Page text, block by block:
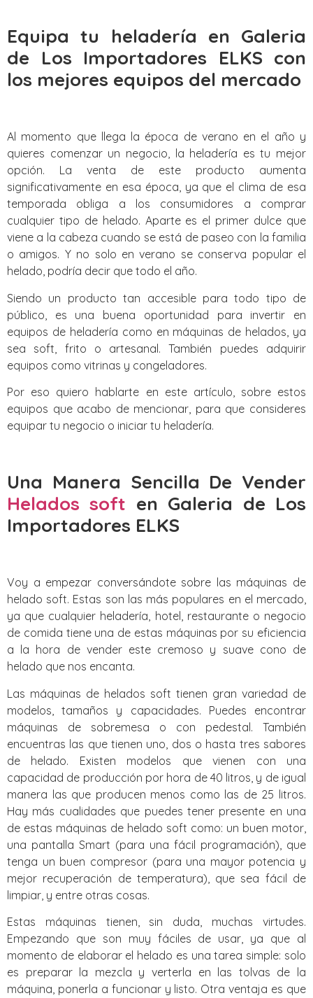
Equipa tu heladería en Galeria
de Los Importadores ELKS con
los mejores equipos del mercado
Al momento que llega la época de verano en el año y
quieres comenzar un negocio, la heladería es tu mejor
opción. La venta de este producto aumenta
significativamente en esa época, ya que el clima de esa
temporada obliga a los consumidores a comprar
cualquier tipo de helado. Aparte es el primer dulce que
viene a la cabeza cuando se está de paseo con la familia
o amigos. Y no solo en verano se conserva popular el
helado, podría decir que todo el año.
Siendo un producto tan accesible para todo tipo de
público, es una buena oportunidad para invertir en
equipos de heladería como en máquinas de helados, ya
sea soft, frito o artesanal. También puedes adquirir
equipos como vitrinas y congeladores.
Por eso quiero hablarte en este artículo, sobre estos
equipos que acabo de mencionar, para que consideres
equipar tu negocio o iniciar tu heladería.
Una Manera Sencilla De Vender
Helados soft en Galeria de Los
Importadores ELKS
Voy a empezar conversándote sobre las máquinas de
helado soft. Estas son las más populares en el mercado,
ya que cualquier heladería, hotel, restaurante o negocio
de comida tiene una de estas máquinas por su eficiencia
a la hora de vender este cremoso y suave cono de
helado que nos encanta.
Las máquinas de helados soft tienen gran variedad de
modelos, tamaños y capacidades. Puedes encontrar
máquinas de sobremesa o con pedestal. También
encuentras las que tienen uno, dos o hasta tres sabores
de helado. Existen modelos que vienen con una
capacidad de producción por hora de 40 litros, y de igual
manera las que producen menos como las de 25 litros.
Hay más cualidades que puedes tener presente en una
de estas máquinas de helado soft como: un buen motor,
una pantalla Smart (para una fácil programación), que
tenga un buen compresor (para una mayor potencia y
mejor recuperación de temperatura), que sea fácil de
limpiar, y entre otras cosas.
Estas máquinas tienen, sin duda, muchas virtudes.
Empezando que son muy fáciles de usar, ya que al
momento de elaborar el helado es una tarea simple: solo
es preparar la mezcla y verterla en las tolvas de la
máquina, ponerla a funcionar y listo. Otra ventaja es que